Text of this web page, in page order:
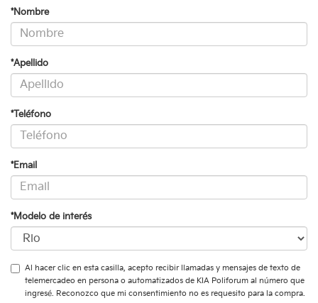
*Nombre
*Apellido
*Teléfono
*Email
*Modelo de interés
Al hacer clic en esta casilla, acepto recibir llamadas y mensajes de texto de
telemercadeo en persona o automatizados de KIA Poliforum al número que
ingresé. Reconozco que mi consentimiento no es requesito para la compra.